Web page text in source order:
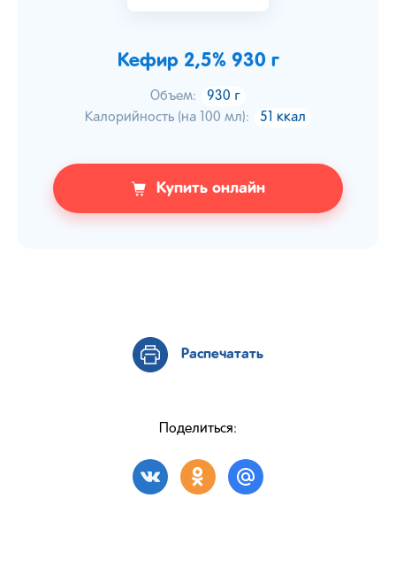
Кефир 2,5% 930 г
Объем:
930 г
Калорийность (на 100 мл):
51 ккал
Купить онлайн
Распечатать
Поделиться: